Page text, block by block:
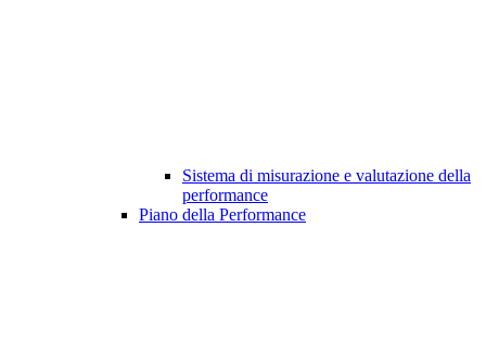
Sistema di misurazione e valutazione della
performance
Piano della Performance